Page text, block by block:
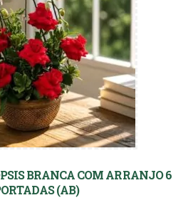
BRANCA COM ARRANJO 6
(AB)